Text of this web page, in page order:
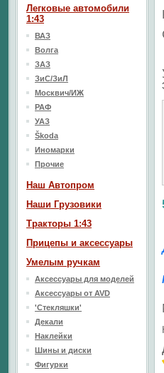
Легковые автомобили
1:43
ВАЗ
Волга
ЗАЗ
ЗиС/ЗиЛ
Москвич/ИЖ
РАФ
УАЗ
Škoda
Иномарки
Прочие
Наш Aвтопром
Наши Грузовики
Тракторы 1:43
Прицепы и аксессуары
Умелым ручкам
Аксессуары для моделей
Аксессуары от AVD
'Стекляшки'
Декали
Наклейки
Шины и диски
Фигурки